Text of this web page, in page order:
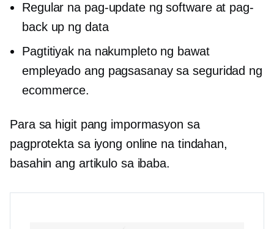
Regular na pag-update ng software at pag-
back up ng data
Pagtitiyak na nakumpleto ng bawat
empleyado ang pagsasanay sa seguridad ng
ecommerce.
Para sa higit pang impormasyon sa
pagprotekta sa iyong online na tindahan,
basahin ang artikulo sa ibaba.